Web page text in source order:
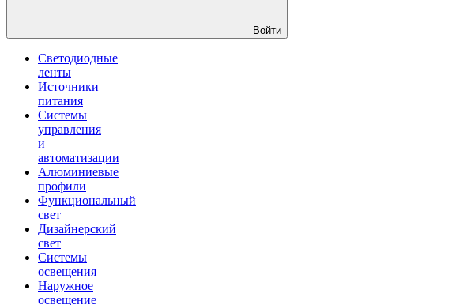
Войти
Светодиодные
ленты
Источники
питания
Системы
управления
и
автоматизации
Алюминиевые
профили
Функциональный
свет
Дизайнерский
свет
Системы
освещения
Наружное
освещение